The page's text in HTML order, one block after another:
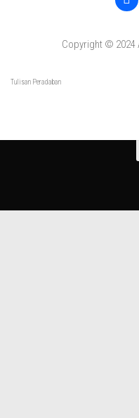
Copyright © 2024
Tulisan Peradaban